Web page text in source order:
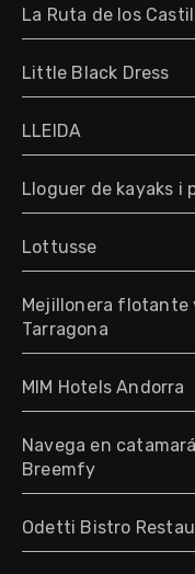
La Ruta de los
Little Black Dress
LLEIDA
Lloguer de kayaks i
Lottusse
Mejillonera flotante
Tarragona
MIM Hotels Andorra
Navega en
Breemfy
Odetti Bistro